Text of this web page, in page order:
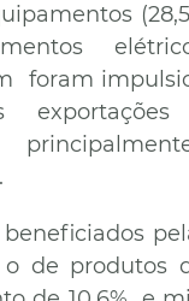
foram
de produtos